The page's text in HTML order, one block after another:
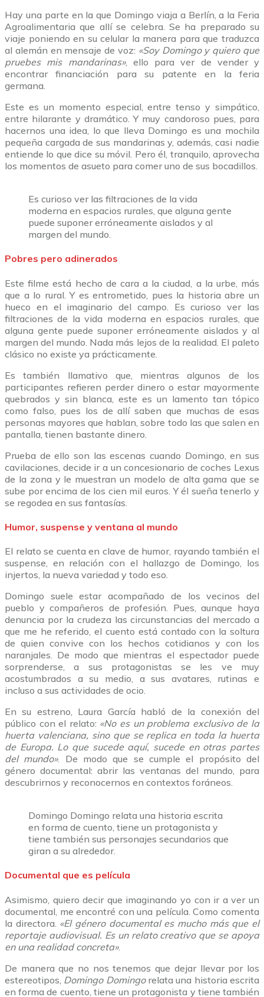
Hay una parte en la que Domingo viaja a Berlín, a la Feria
Agroalimentaria que allí se celebra. Se ha preparado su
viaje poniendo en su celular la manera para que traduzca
al alemán en mensaje de voz: «Soy Domingo y quiero que
pruebes mis mandarinas», ello para ver de vender y
encontrar financiación para su patente en la feria
germana.
Este es un momento especial, entre tenso y simpático,
entre hilarante y dramático. Y muy candoroso pues, para
hacernos una idea, lo que lleva Domingo es una mochila
pequeña cargada de sus mandarinas y, además, casi nadie
entiende lo que dice su móvil. Pero él, tranquilo, aprovecha
los momentos de asueto para comer uno de sus bocadillos.
Es curioso ver las filtraciones de la vida
moderna en espacios rurales, que alguna gente
puede suponer erróneamente aislados y al
margen del mundo.
Pobres pero adinerados
Este filme está hecho de cara a la ciudad, a la urbe, más
que a lo rural. Y es entrometido, pues la historia abre un
hueco en el imaginario del campo. Es curioso ver las
filtraciones de la vida moderna en espacios rurales, que
alguna gente puede suponer erróneamente aislados y al
margen del mundo. Nada más lejos de la realidad. El paleto
clásico no existe ya prácticamente.
Es también llamativo que, mientras algunos de los
participantes refieren perder dinero o estar mayormente
quebrados y sin blanca, este es un lamento tan tópico
como falso, pues los de allí saben que muchas de esas
personas mayores que hablan, sobre todo las que salen en
pantalla, tienen bastante dinero.
Prueba de ello son las escenas cuando Domingo, en sus
cavilaciones, decide ir a un concesionario de coches Lexus
de la zona y le muestran un modelo de alta gama que se
sube por encima de los cien mil euros. Y él sueña tenerlo y
se regodea en sus fantasías.
Humor, suspense y ventana al mundo
El relato se cuenta en clave de humor, rayando también el
suspense, en relación con el hallazgo de Domingo, los
injertos, la nueva variedad y todo eso.
Domingo suele estar acompañado de los vecinos del
pueblo y compañeros de profesión. Pues, aunque haya
denuncia por la crudeza las circunstancias del mercado a
que me he referido, el cuento está contado con la soltura
de quien convive con los hechos cotidianos y con los
naranjales. De modo que mientras el espectador puede
sorprenderse, a sus protagonistas se les ve muy
acostumbrados a su medio, a sus avatares, rutinas e
incluso a sus actividades de ocio.
En su estreno, Laura García habló de la conexión del
público con el relato: «No es un problema exclusivo de la
huerta valenciana, sino que se replica en toda la huerta
de Europa. Lo que sucede aquí, sucede en otras partes
del mundo». De modo que se cumple el propósito del
género documental: abrir las ventanas del mundo, para
descubrirnos y reconocernos en contextos foráneos.
Domingo Domingo relata una historia escrita
en forma de cuento, tiene un protagonista y
tiene también sus personajes secundarios que
giran a su alrededor.
Documental que es película
Asimismo, quiero decir que imaginando yo con ir a ver un
documental, me encontré con una película. Como comenta
la directora. «El género documental es mucho más que el
reportaje audiovisual. Es un relato creativo que se apoya
en una realidad concreta».
De manera que no nos tenemos que dejar llevar por los
estereotipos, Domingo Domingorelata una historia escrita
en forma de cuento, tiene un protagonista y tiene también